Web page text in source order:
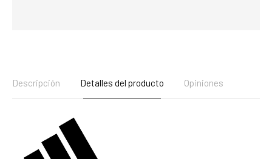
Descripción Detalles del producto Opiniones